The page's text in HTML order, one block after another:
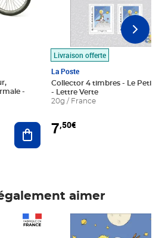
Ajouter au panier
Livraison offerte
La Poste
Collector 4 timbres - Le Petit
- Lettre Verte
20g / France
7,50€
aimer
Prix 7,50€